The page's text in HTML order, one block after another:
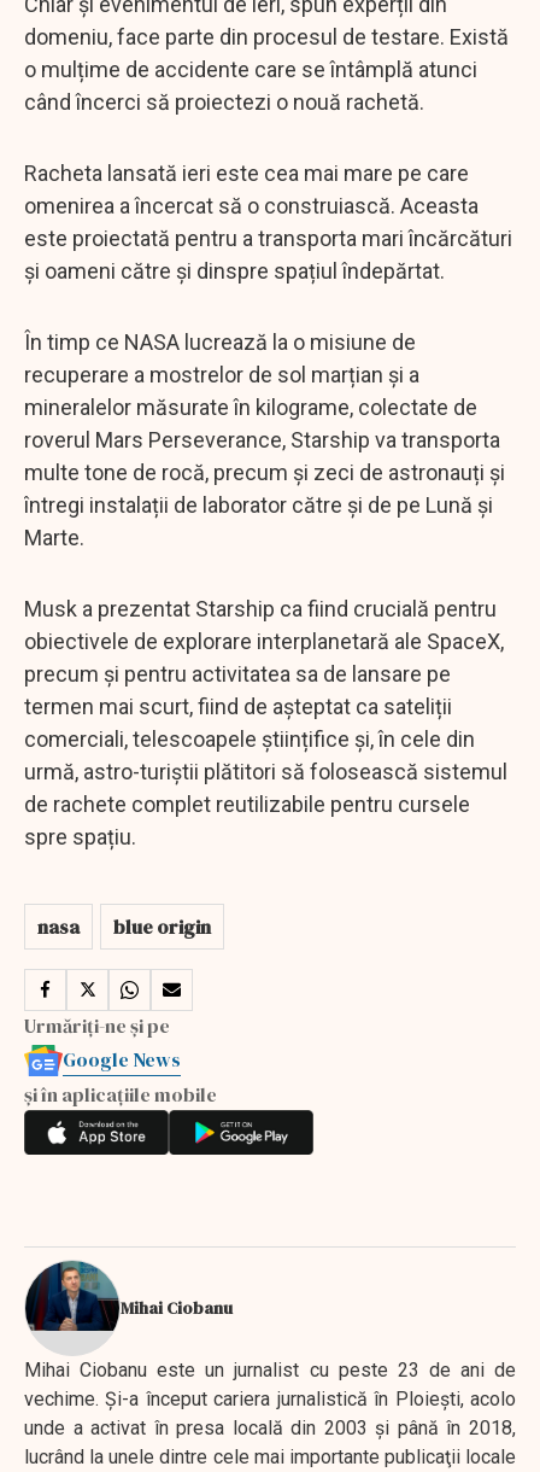
domeniu, face parte din procesul de testare. Există
o mulțime de accidente care se întâmplă atunci
când încerci să proiectezi o nouă rachetă.
Racheta lansată ieri este cea mai mare pe care
omenirea a încercat să o construiască. Aceasta
este proiectată pentru a transporta mari încărcături
și oameni către și dinspre spațiul îndepărtat.
În timp ce NASA lucrează la o misiune de
recuperare a mostrelor de sol marțian și a
mineralelor măsurate în kilograme, colectate de
roverul Mars Perseverance, Starship va transporta
multe tone de rocă, precum și zeci de astronauți și
întregi instalații de laborator către și de pe Lună și
Marte.
Musk a prezentat Starship ca fiind crucială pentru
obiectivele de explorare interplanetară ale SpaceX,
precum și pentru activitatea sa de lansare pe
termen mai scurt, fiind de așteptat ca sateliții
comerciali, telescoapele științifice și, în cele din
urmă, astro-turiștii plătitori să folosească sistemul
de rachete complet reutilizabile pentru cursele
spre spațiu.
nasa blue origin
Urmăriți-ne și pe
Google News
și în aplicațiile mobile
Mihai Ciobanu
Mihai Ciobanu este un jurnalist cu peste 23 de ani de
vechime. Şi-a început cariera jurnalistică în Ploieşti, acolo
unde a activat în presa locală din 2003 şi până în 2018,
lucrând la unele dintre cele mai importante publicaţii locale